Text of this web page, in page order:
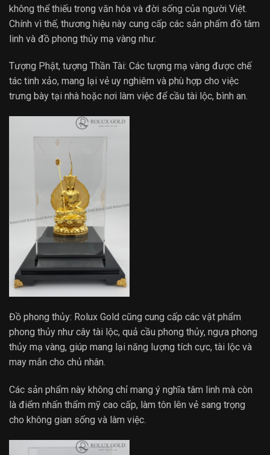
không thể thiếu trong văn hóa và đời sống của người Việt.
Chính vì thế, thương hiệu này cung cấp các sản phẩm đồ tâm
linh và đồ phong thủy mạ vàng như:
Tượng Phật, tượng Thần Tài: Các tượng mạ vàng được chế
tác tinh xảo, mang lại vẻ uy nghiêm và phù hợp cho việc
trưng bày tại nhà hoặc nơi làm việc để cầu tài lộc, bình an.
Đồ phong thủy: Rolux Gold cũng cung cấp các vật phẩm
phong thủy như cây tài lộc, quả cầu phong thủy, ngựa phong
thủy mạ vàng, giúp mang lại năng lượng tích cực, tài lộc và
may mắn cho chủ nhân.
Các sản phẩm này không chỉ mang ý nghĩa tâm linh mà còn
là điểm nhấn thẩm mỹ cao cấp, làm tôn lên vẻ sang trọng
cho không gian sống và làm việc.